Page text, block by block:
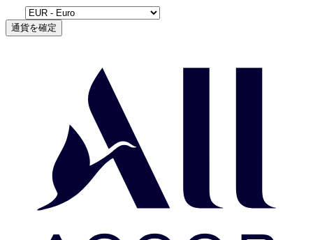
通貨を確定